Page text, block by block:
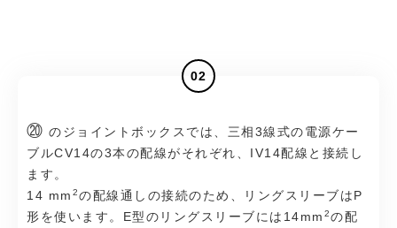
02
⑳ のジョイントボックスでは、三相3線式の電源ケー
ブルCV14の3本の配線がそれぞれ、IV14配線と接続し
ます。
14 mm 2の配線通しの接続のため、リングスリーブはP
形を使います。E型のリングスリーブには14mm 2の配